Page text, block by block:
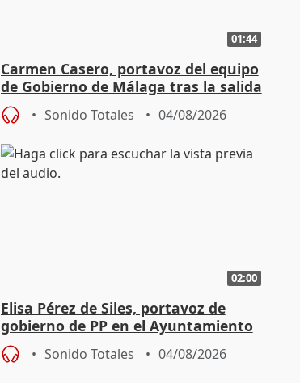
01:44
Carmen Casero, portavoz del equipo
de Gobierno de Málaga tras la salida
de Pérez de Siles
Sonido Totales 04/08/2026
02:00
Elisa Pérez de Siles, portavoz de
gobierno de PP en el Ayuntamiento
de Málaga, deja la política
Sonido Totales 04/08/2026